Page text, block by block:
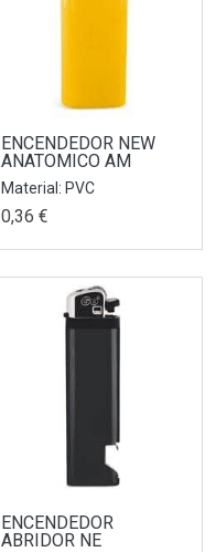
ENCENDEDOR NEW
ANATOMICO AM
Material: PVC
0,36 €
ENCENDEDOR
ABRIDOR NE